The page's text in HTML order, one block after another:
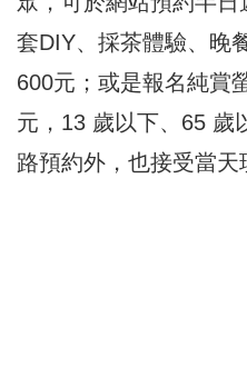
套DIY、採茶體驗、晚
600元；或是報名純賞
元，13 歲以下、65 歲
路預約外，也接受當天